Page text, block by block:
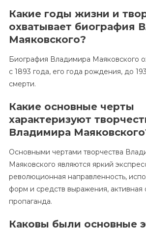
Какие годы жизни и
охватывает биография
Маяковского?
Биография Владимира Маяковского
с 1893 года, его года рождения, до
смерти.
Какие основные черты
характеризуют
Владимира
Основными чертами творчества
Маяковского являются яркий
революционная направленность,
форм и средств выражения, активная
пропаганда.
Каковы были основные